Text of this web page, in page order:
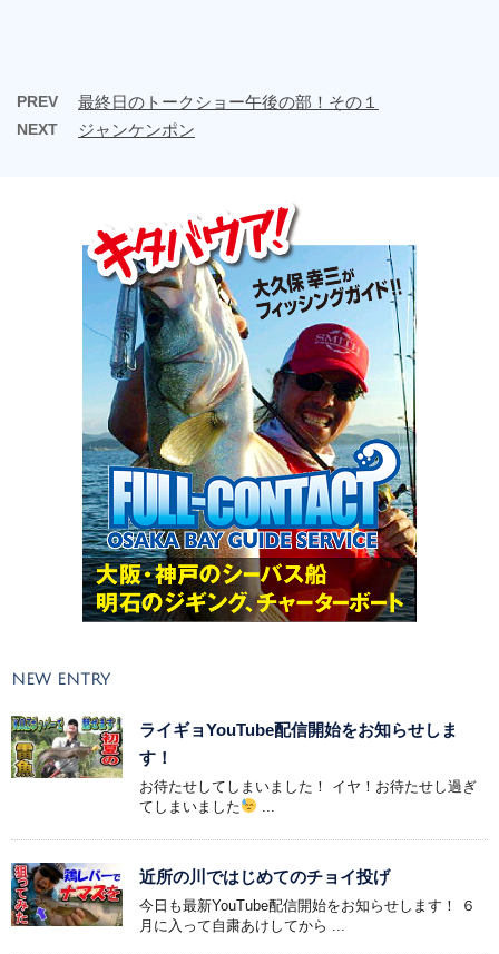
PREV 最終日のトークショー午後の部！その１
NEXT ジャンケンポン
NEW ENTRY
ライギョYouTube配信開始をお知らせしま
す！
お待たせしてしまいました！ イヤ！お待たせし過ぎ
てしまいました
...
近所の川ではじめてのチョイ投げ
今日も最新YouTube配信開始をお知らせします！ ６
月に入って自粛あけしてから ...